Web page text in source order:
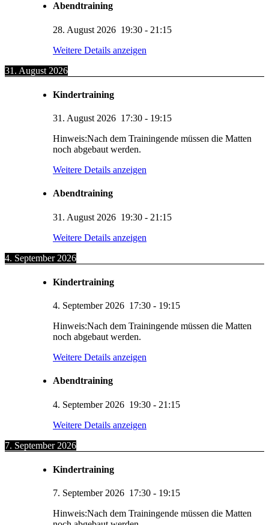
Abendtraining
28. August 2026 19:30 - 21:15
Weitere Details anzeigen
31. August 2026
Kindertraining
31. August 2026 17:30 - 19:15
Hinweis:Nach dem Trainingende müssen die Matten
noch abgebaut werden.
Weitere Details anzeigen
Abendtraining
31. August 2026 19:30 - 21:15
Weitere Details anzeigen
4. September 2026
Kindertraining
4. September 2026 17:30 - 19:15
Hinweis:Nach dem Trainingende müssen die Matten
noch abgebaut werden.
Weitere Details anzeigen
Abendtraining
4. September 2026 19:30 - 21:15
Weitere Details anzeigen
7. September 2026
Kindertraining
7. September 2026 17:30 - 19:15
Hinweis:Nach dem Trainingende müssen die Matten